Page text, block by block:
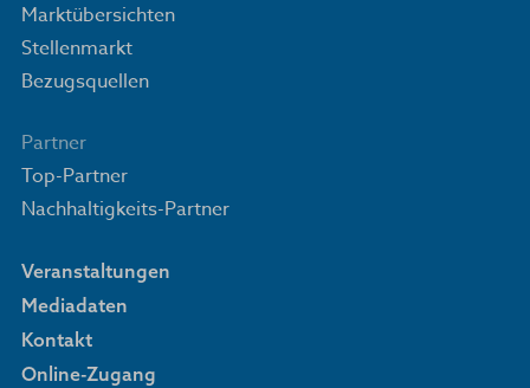
Marktübersichten
Stellenmarkt
Bezugsquellen
Partner
Top-Partner
Nachhaltigkeits-Partner
Veranstaltungen
Mediadaten
Kontakt
Online-Zugang